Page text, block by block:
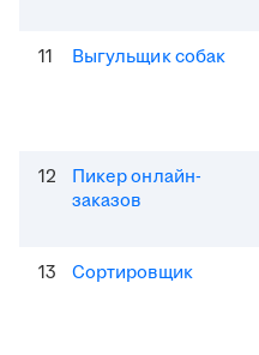
11 Выгульщик собак
12
Пикер онлайн-
заказов
13 Сортировщик